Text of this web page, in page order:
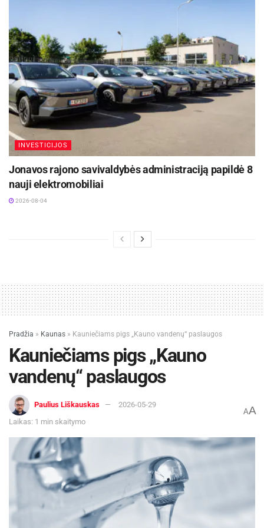
INVESTICIJOS
Jonavos rajono savivaldybės administraciją papildė 8
nauji elektromobiliai
2026-08-04
Pradžia » Kaunas » Kauniečiams pigs „Kauno vandenų“ paslaugos
Kauniečiams pigs „Kauno
vandenų“ paslaugos
Paulius Liškauskas
2026-05-29
Laikas: 1 min skaitymo
AA